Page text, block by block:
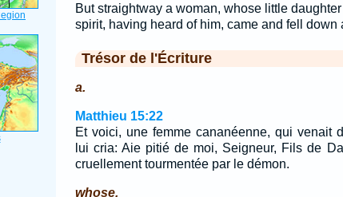
But straightway a woman, whose little
spirit, having heard of him, came and fell down
Trésor de l'Écriture
a.
Matthieu 15:22
Et voici, une femme cananéenne, qui venait
lui cria: Aie pitié de moi, Seigneur, Fils de
cruellement tourmentée par le démon.
whose.